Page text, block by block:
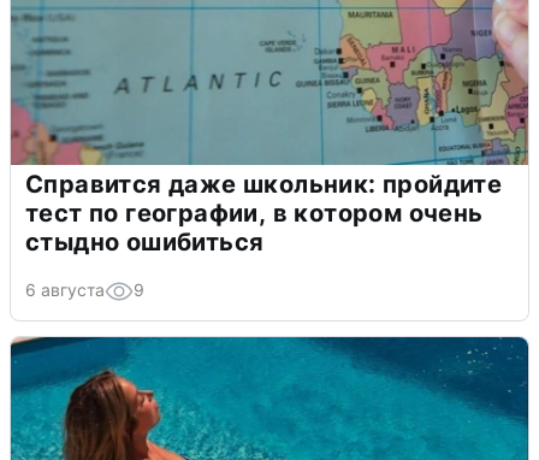
Справится даже школьник: пройдите
тест по географии, в котором очень
стыдно ошибиться
6 августа 9